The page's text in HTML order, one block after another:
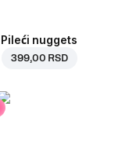
Pileći nuggets
399,00 RSD